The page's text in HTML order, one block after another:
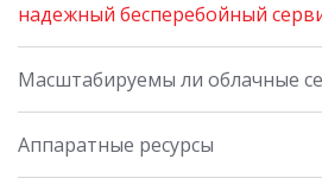
надежный бесперебойный
Масштабируемы ли облачные
Аппаратные ресурсы